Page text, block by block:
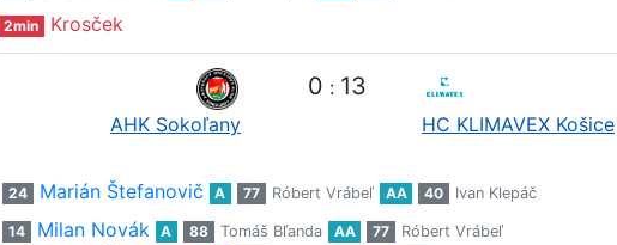
2min Krosček
AHK Sokoľany
0 : 13
HC KLIMAVEX Košice
24 Marián Štefanovič A 77 Róbert Vrábeľ AA 40 Ivan Klepáč
14 Milan Novák A 88 Tomáš Bľanda AA 77
Róbert Vrábeľ